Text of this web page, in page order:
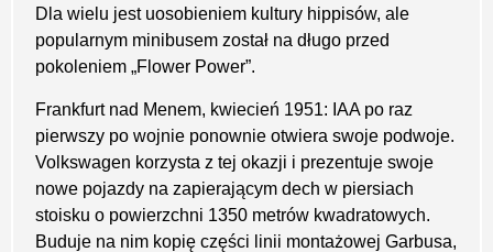
Dla wielu jest uosobieniem kultury hippisów, ale
popularnym minibusem został na długo przed
pokoleniem „Flower Power”.
Frankfurt nad Menem, kwiecień 1951: IAA po raz
pierwszy po wojnie ponownie otwiera swoje podwoje.
Volkswagen korzysta z tej okazji i prezentuje swoje
nowe pojazdy na zapierającym dech w piersiach
stoisku o powierzchni 1350 metrów kwadratowych.
Buduje na nim kopię części linii montażowej Garbusa,